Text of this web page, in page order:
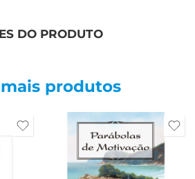
DO PRODUTO
produtos